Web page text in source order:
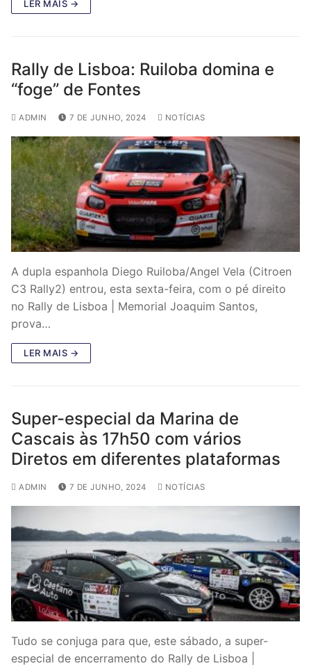
LER MAIS →
Rally de Lisboa: Ruiloba domina e
“foge” de Fontes
ADMIN 7 DE JUNHO, 2024 NOTÍCIAS
A dupla espanhola Diego Ruiloba/Angel Vela (Citroen
C3 Rally2) entrou, esta sexta-feira, com o pé direito
no Rally de Lisboa | Memorial Joaquim Santos,
prova…
LER MAIS →
Super-especial da Marina de
Cascais às 17h50 com vários
Diretos em diferentes plataformas
ADMIN 7 DE JUNHO, 2024 NOTÍCIAS
Tudo se conjuga para que, este sábado, a super-
especial de encerramento do Rally de Lisboa |